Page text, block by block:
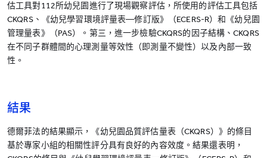
估工具對112所幼兒園進行了現場觀察評估，所使用的評估工具包括
CKQRS、《幼兒學習環境評量表—修訂版》（ECERS-R）和《幼兒園
管理量表》（PAS）。第三，進一步檢驗CKQRS的因子結構、CKQRS
在不同子群體間的心理測量等效性（即測量不變性）以及內部一致
性。
結果
德爾菲法的結果顯示，《幼兒園品質評估量表（CKQRS）》的條目
基於專家小組的相關性評分具有良好的內容效度。結果還表明，